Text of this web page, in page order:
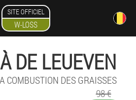
SITE OFFICIEL
W-LOSS
DE LEUEVEN
COMBUSTION DES GRAISSES
98 €